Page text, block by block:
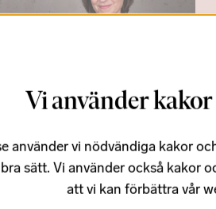
Wilhelmsdotter
Vi använder
använder vi nödvändiga kakor
sätt. Vi använder också kakor
att vi kan förbättra vår